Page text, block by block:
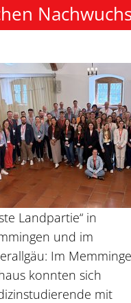
Landpartie“ in
und im
Im
konnten sich
mit